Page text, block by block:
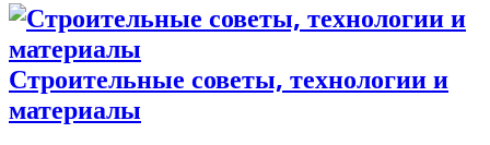
Строительные советы, технологии и
материалы